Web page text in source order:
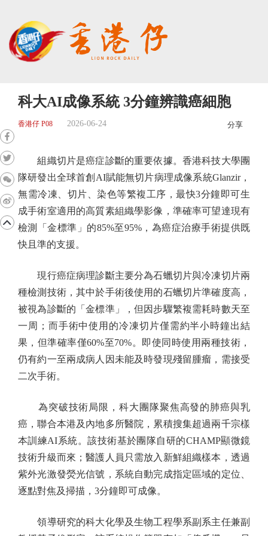
科大AI成像系統 3分鐘辨識癌細胞
香港仔 P08 2026-06-24 分享
組織切片是癌症診斷的重要依據。香港科技大學團
隊研發出全球首創AI賦能無切片病理成像系統Glanzir，
無需冷凍、切片、染色等繁複工序，最快3分鐘即可生
成手術室適用的高質素組織學影像，準確率可望達現有
檢測「金標準」的85%至95%，為癌症治療手術提供既
快且準的支援。
現行癌症病理診斷主要分為石蠟切片與冷凍切片兩
種檢測技術，其中於手術後使用的石蠟切片準確度高，
被視為診斷的「金標準」，但因步驟繁複需耗時數天至
一周；而手術中使用的冷凍切片僅需約半小時鐘出結
果，但準確率僅60%至70%。即使同時使用兩種技術，
仍有約一至兩成病人因未能及時發現殘留腫瘤，需接受
二次手術。
為突破技術局限，科大團隊聚焦高發的肺癌與乳
癌，聯合本港及內地多所醫院，累積搜集超過兩千宗樣
本訓練AI系統。該技術基於團隊自研的CHAMP顯微鏡
技術升級而來；醫護人員只需放入新鮮組織樣本，透過
紫外光激發熒光信號，系統自動完成指定區域的定位、
逐點對焦及掃描，3分鐘即可成像。
領導研究的科大化學及生物工程學系副系主任兼副